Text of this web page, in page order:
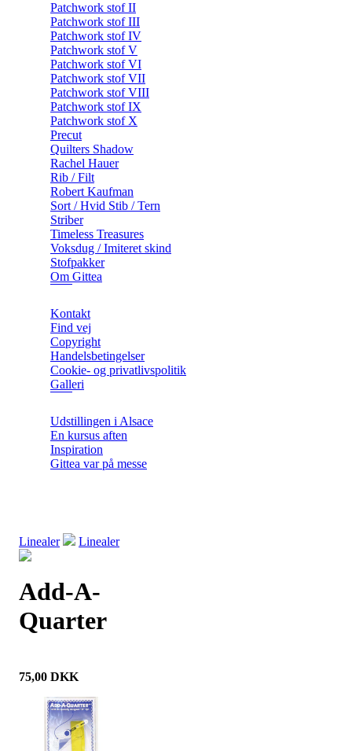
Patchwork stof II
Patchwork stof III
Patchwork stof IV
Patchwork stof V
Patchwork stof VI
Patchwork stof VII
Patchwork stof VIII
Patchwork stof IX
Patchwork stof X
Precut
Quilters Shadow
Rachel Hauer
Rib / Filt
Robert Kaufman
Sort / Hvid Stib / Tern
Striber
Timeless Treasures
Voksdug / Imiteret skind
Stofpakker
Om Gittea
Kontakt
Find vej
Copyright
Handelsbetingelser
Cookie- og privatlivspolitik
Galleri
Udstillingen i Alsace
En kursus aften
Inspiration
Gittea var på messe
Linealer Linealer
Add-A-
Quarter
75,00 DKK